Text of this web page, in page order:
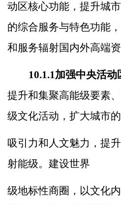
动区核心功能，提升城
的综合服务与特色功能
和服务辐射国内外高端
10.1.1加强中央活动
提升和集聚高能级要素
级文化活动，扩大城市的
吸引力和人文魅力，提
射能级。建设世界
级地标性商圈，以文化